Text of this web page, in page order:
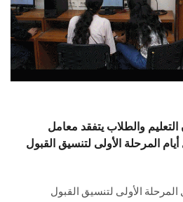
والطلاب يتفقد معامل
المرحلة الأولى لتنسيق القبول
الأولى لتنسيق القبول